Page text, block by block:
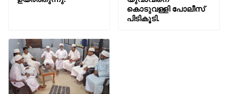
കൊടുവള്ളി പോലീസ്
പിടികൂടി.